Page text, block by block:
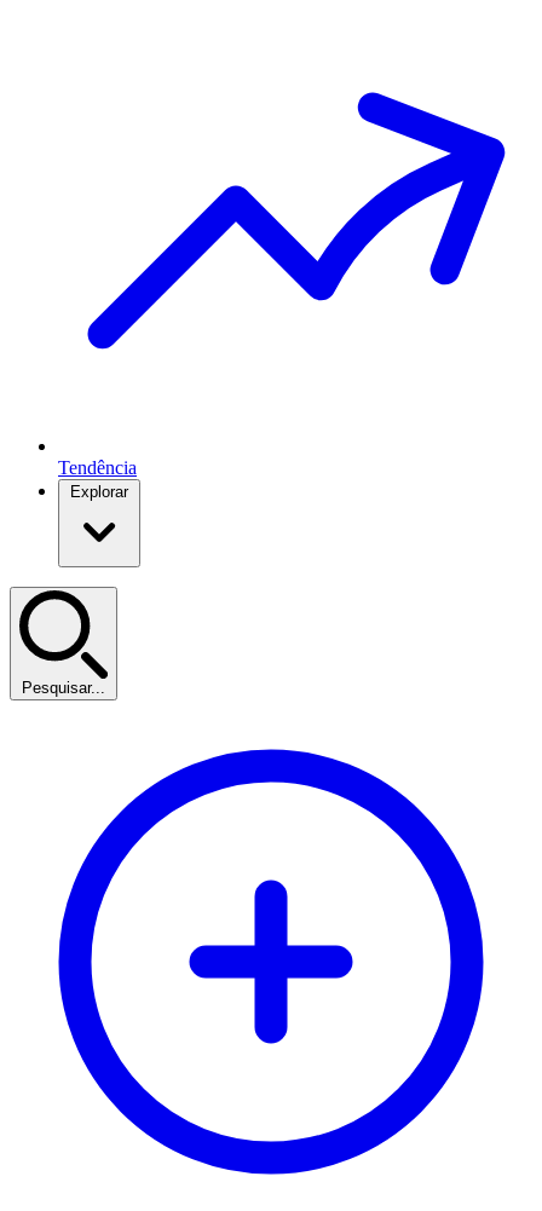
Tendência
Explorar
Pesquisar...